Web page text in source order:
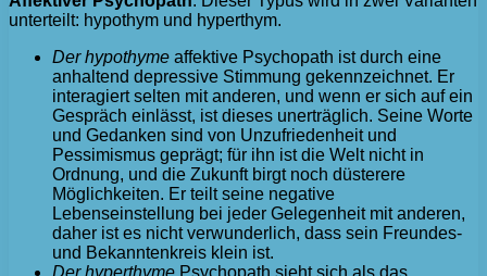
unterteilt: hypothym und hyperthym.
Der hypothyme affektive Psychopath ist durch eine
anhaltend depressive Stimmung gekennzeichnet. Er
interagiert selten mit anderen, und wenn er sich auf ein
Gespräch einlässt, ist dieses unerträglich. Seine Worte
und Gedanken sind von Unzufriedenheit und
Pessimismus geprägt; für ihn ist die Welt nicht in
Ordnung, und die Zukunft birgt noch düsterere
Möglichkeiten. Er teilt seine negative
Lebenseinstellung bei jeder Gelegenheit mit anderen,
daher ist es nicht verwunderlich, dass sein Freundes-
und Bekanntenkreis klein ist.